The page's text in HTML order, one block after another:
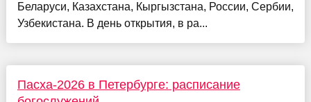
Беларуси, Казахстана, Кыргызстана, России, Сербии,
Узбекистана. В день открытия, в ра...
Пасха-2026 в Петербурге: расписание